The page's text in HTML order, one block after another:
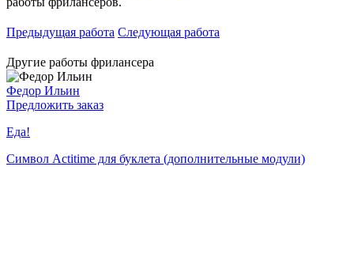
Предыдущая работа Следующая работа
Другие работы фрилансера
Федор Ильин
Предложить заказ
Еда!
Символ Actitime для буклета (дополнительные модули)